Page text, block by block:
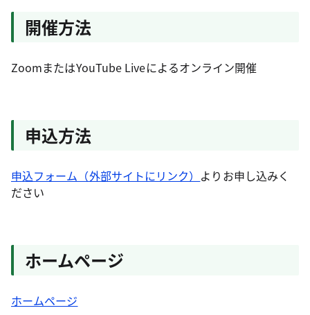
開催方法
ZoomまたはYouTube Liveによるオンライン開催
申込方法
申込フォーム（外部サイトにリンク） よりお申し込みく
ださい
ホームページ
ホームページ